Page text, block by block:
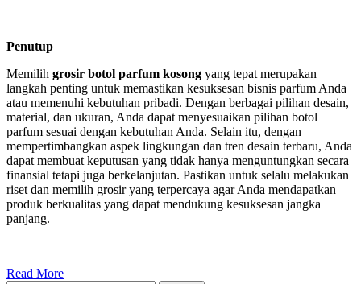
Penutup
Memilih grosir botol parfum kosong yang tepat merupakan
langkah penting untuk memastikan kesuksesan bisnis parfum Anda
atau memenuhi kebutuhan pribadi. Dengan berbagai pilihan desain,
material, dan ukuran, Anda dapat menyesuaikan pilihan botol
parfum sesuai dengan kebutuhan Anda. Selain itu, dengan
mempertimbangkan aspek lingkungan dan tren desain terbaru, Anda
dapat membuat keputusan yang tidak hanya menguntungkan secara
finansial tetapi juga berkelanjutan. Pastikan untuk selalu melakukan
riset dan memilih grosir yang terpercaya agar Anda mendapatkan
produk berkualitas yang dapat mendukung kesuksesan jangka
panjang.
Read More